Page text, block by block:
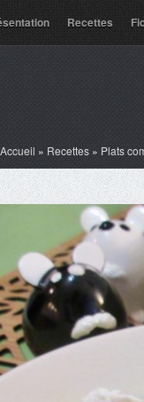
Recettes
Accueil » Recettes » Plats